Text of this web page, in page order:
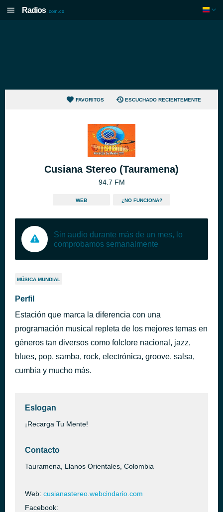
Radios .com.co
FAVORITOS ESCUCHADO RECIENTEMENTE
Cusiana Stereo (Tauramena)
94.7 FM
WEB ¿NO FUNCIONA?
Sin audio durante más de un mes, lo
comprobamos semanalmente
MÚSICA MUNDIAL
Perfil
Estación que marca la diferencia con una
programación musical repleta de los mejores temas en
géneros tan diversos como folclore nacional, jazz,
blues, pop, samba, rock, electrónica, groove, salsa,
cumbia y mucho más.
Eslogan
¡Recarga Tu Mente!
Contacto
Tauramena, Llanos Orientales, Colombia
Web: cusianastereo.webcindario.com
Facebook: